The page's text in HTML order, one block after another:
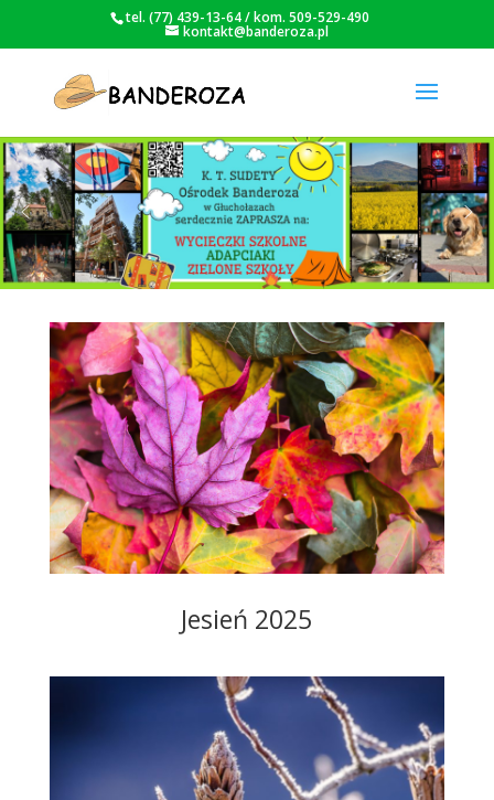
tel. (77) 439-13-64 / kom. 509-529-490
kontakt@banderoza.pl
Jesień 2025